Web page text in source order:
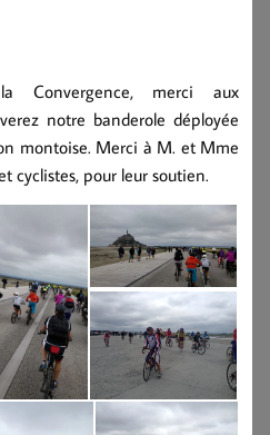
Convergence, merci aux
notre banderole déployée
montoise. Merci à M. et Mme
cyclistes, pour leur soutien.